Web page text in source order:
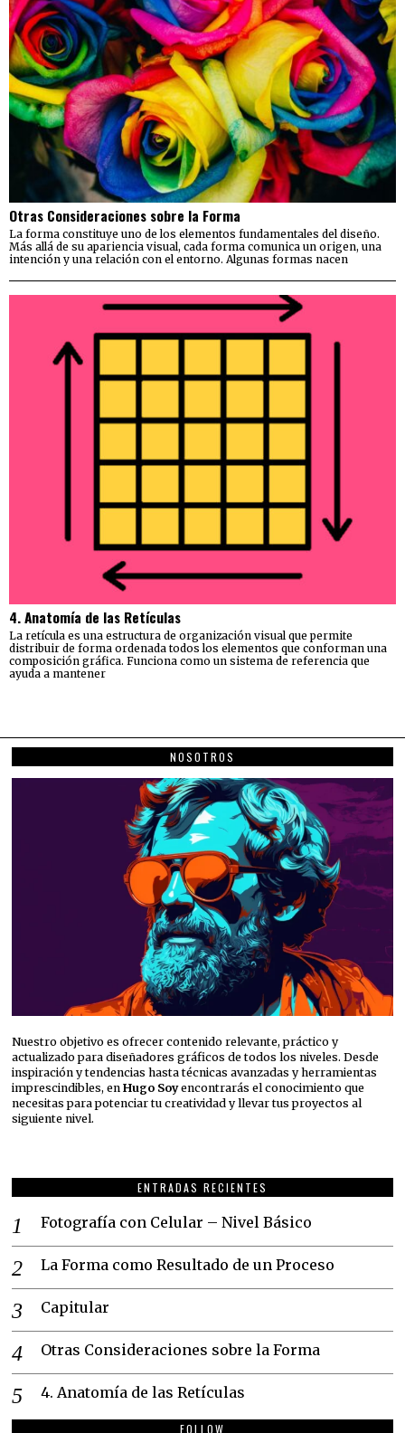
Otras Consideraciones sobre la Forma
La forma constituye uno de los elementos fundamentales del diseño.
Más allá de su apariencia visual, cada forma comunica un origen, una
intención y una relación con el entorno. Algunas formas nacen
4. Anatomía de las Retículas
La retícula es una estructura de organización visual que permite
distribuir de forma ordenada todos los elementos que conforman una
composición gráfica. Funciona como un sistema de referencia que
ayuda a mantener
NOSOTROS
Nuestro objetivo es ofrecer contenido relevante, práctico y
actualizado para diseñadores gráficos de todos los niveles. Desde
inspiración y tendencias hasta técnicas avanzadas y herramientas
imprescindibles, enHugo Soyencontrarás el conocimiento que
necesitas para potenciar tu creatividad y llevar tus proyectos al
siguiente nivel.
ENTRADAS RECIENTES
Fotografía con Celular – Nivel Básico
La Forma como Resultado de un Proceso
Capitular
Otras Consideraciones sobre la Forma
4. Anatomía de las Retículas
FOLLOW